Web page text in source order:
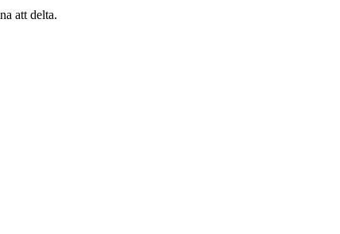
att delta.